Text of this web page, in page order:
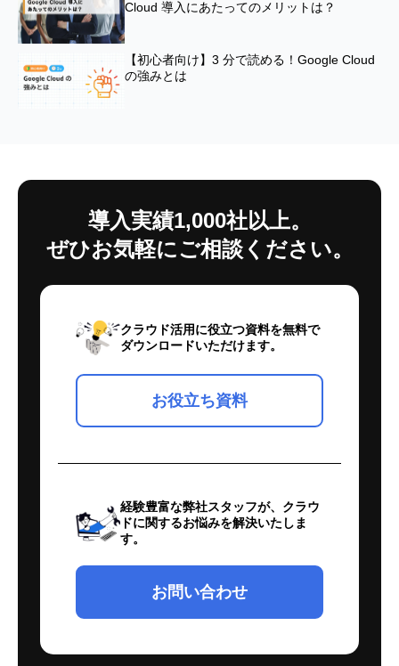
Cloud 導入にあたってのメリットは？
【初心者向け】3 分で読める！Google Cloud
の強みとは
導入実績1,000社以上。
ぜひお気軽にご相談ください。
クラウド活用に役立つ資料を無料で
ダウンロードいただけます。
お役立ち資料
経験豊富な弊社スタッフが、クラウ
ドに関するお悩みを解決いたしま
す。
お問い合わせ